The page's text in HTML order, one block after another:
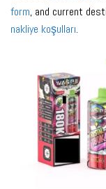
form, and current
nakliye koşulları.